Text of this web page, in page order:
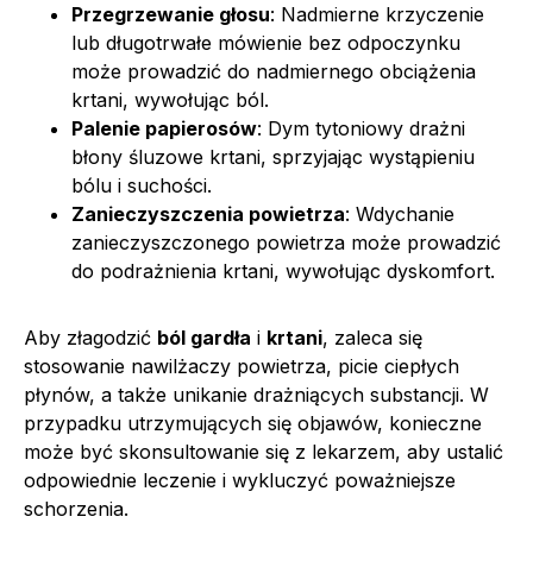
Przegrzewanie głosu: Nadmierne krzyczenie
lub długotrwałe mówienie bez odpoczynku
może prowadzić do nadmiernego obciążenia
krtani, wywołując ból.
Palenie papierosów: Dym tytoniowy drażni
błony śluzowe krtani, sprzyjając wystąpieniu
bólu i suchości.
Zanieczyszczenia powietrza: Wdychanie
zanieczyszczonego powietrza może prowadzić
do podrażnienia krtani, wywołując dyskomfort.
Aby złagodzić ból gardła i krtani, zaleca się
stosowanie nawilżaczy powietrza, picie ciepłych
płynów, a także unikanie drażniących substancji. W
przypadku utrzymujących się objawów, konieczne
może być skonsultowanie się z lekarzem, aby ustalić
odpowiednie leczenie i wykluczyć poważniejsze
schorzenia.